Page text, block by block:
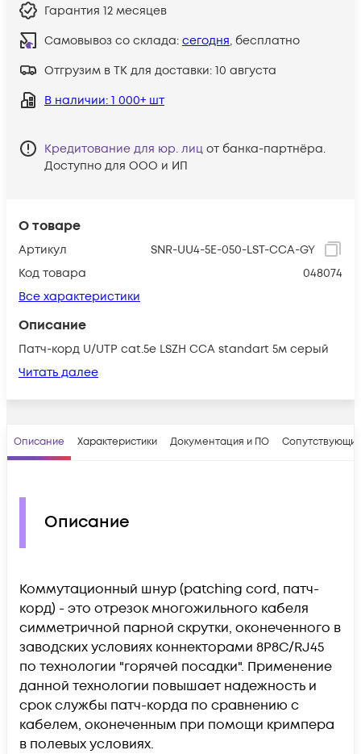
О товаре
Артикул
SNR-UU4-5E-050-LST-CCA-GY
Код товара
048074
Все характеристики
Описание
Патч-корд U/UTP cat.5e LSZH CCA standart 5м серый
Читать далее
Гарантия 12 месяцев
Самовывоз со склада: сегодня, бесплатно
Отгрузим в ТК для доставки: 10 августа
В наличии: 1 000+ шт
Кредитование для юр. лиц от банка-партнёра.
Доступно для ООО и ИП
Описание Характеристики Документация и ПО
Описание
Коммутационный шнур (patching cord, патч-
корд) - это отрезок многожильного кабеля
симметричной парной скрутки, оконеченного в
заводских условиях коннекторами 8P8C/RJ45
по технологии "горячей посадки". Применение
данной технологии повышает надежность и
срок службы патч-корда по сравнению с
кабелем, оконеченным при помощи кримпера
в полевых условиях.